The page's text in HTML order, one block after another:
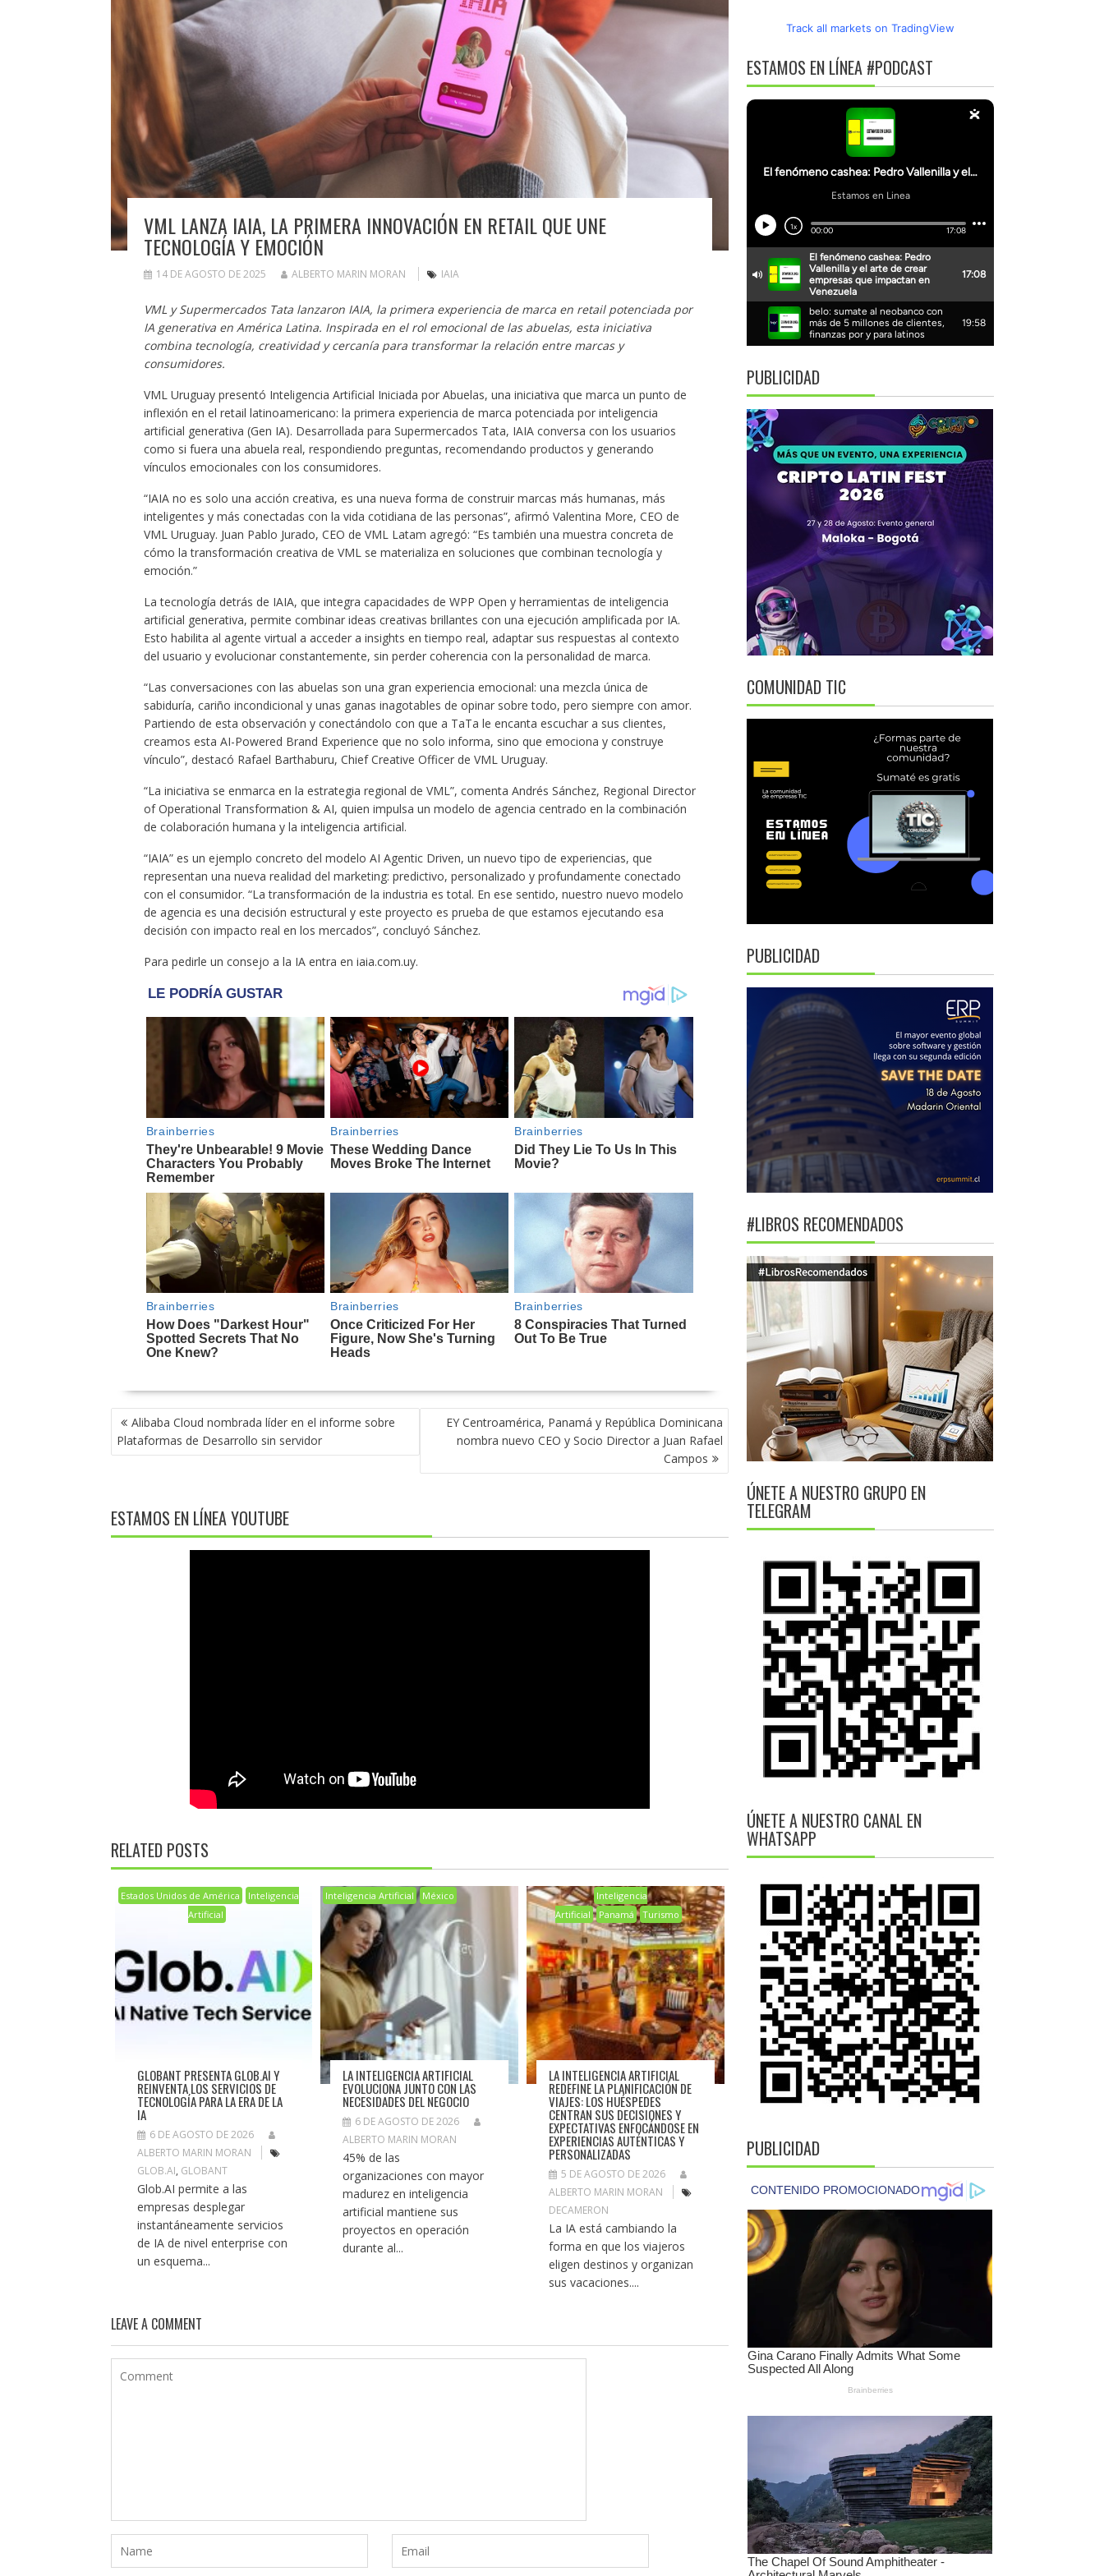
VML LANZA IAIA, LA PRIMERA INNOVACIÓN EN RETAIL QUE UNE
TECNOLOGÍA Y EMOCIÓN
14 DE AGOSTO DE 2025 ALBERTO MARIN MORAN IAIA
VML y Supermercados Tata lanzaron IAIA, la primera experiencia de marca en retail potenciada por
IA generativa en América Latina. Inspirada en el rol emocional de las abuelas, esta iniciativa
combina tecnología, creatividad y cercanía para transformar la relación entre marcas y
consumidores.
VML Uruguay presentó Inteligencia Artificial Iniciada por Abuelas, una iniciativa que marca un punto de
inflexión en el retail latinoamericano: la primera experiencia de marca potenciada por inteligencia
artificial generativa (Gen IA). Desarrollada para Supermercados Tata, IAIA conversa con los usuarios
como si fuera una abuela real, respondiendo preguntas, recomendando productos y generando
vínculos emocionales con los consumidores.
“IAIA no es solo una acción creativa, es una nueva forma de construir marcas más humanas, más
inteligentes y más conectadas con la vida cotidiana de las personas”, afirmó Valentina More, CEO de
VML Uruguay. Juan Pablo Jurado, CEO de VML Latam agregó: “Es también una muestra concreta de
cómo la transformación creativa de VML se materializa en soluciones que combinan tecnología y
emoción.”
La tecnología detrás de IAIA, que integra capacidades de WPP Open y herramientas de inteligencia
artificial generativa, permite combinar ideas creativas brillantes con una ejecución amplificada por IA.
Esto habilita al agente virtual a acceder a insights en tiempo real, adaptar sus respuestas al contexto
del usuario y evolucionar constantemente, sin perder coherencia con la personalidad de marca.
“Las conversaciones con las abuelas son una gran experiencia emocional: una mezcla única de
sabiduría, cariño incondicional y unas ganas inagotables de opinar sobre todo, pero siempre con amor.
Partiendo de esta observación y conectándolo con que a TaTa le encanta escuchar a sus clientes,
creamos esta AI-Powered Brand Experience que no solo informa, sino que emociona y construye
vínculo”, destacó Rafael Barthaburu, Chief Creative Officer de VML Uruguay.
“La iniciativa se enmarca en la estrategia regional de VML”, comenta Andrés Sánchez, Regional Director
of Operational Transformation & AI, quien impulsa un modelo de agencia centrado en la combinación
de colaboración humana y la inteligencia artificial.
“IAIA” es un ejemplo concreto del modelo AI Agentic Driven, un nuevo tipo de experiencias, que
representan una nueva realidad del marketing: predictivo, personalizado y profundamente conectado
con el consumidor. “La transformación de la industria es total. En ese sentido, nuestro nuevo modelo
de agencia es una decisión estructural y este proyecto es prueba de que estamos ejecutando esa
decisión con impacto real en los mercados”, concluyó Sánchez.
Para pedirle un consejo a la IA entra en iaia.com.uy.
NAVEGACIÓN
DE
ENTRADAS
Alibaba Cloud nombrada líder en el informe sobre
Plataformas de Desarrollo sin servidor
EY Centroamérica, Panamá y República Dominicana
nombra nuevo CEO y Socio Director a Juan Rafael
Campos
ESTAMOS EN LÍNEA YOUTUBE
RELATED POSTS
Estados Unidos de América
Inteligencia
Artificial
GLOBANT PRESENTA GLOB.AI Y
REINVENTA LOS SERVICIOS DE
TECNOLOGÍA PARA LA ERA DE LA
IA
6 DE AGOSTO DE 2026
ALBERTO MARIN MORAN
GLOB.AI, GLOBANT
Glob.AI permite a las
empresas desplegar
instantáneamente servicios
de IA de nivel enterprise con
un esquema...
Inteligencia Artificial México
LA INTELIGENCIA ARTIFICIAL
EVOLUCIONA JUNTO CON LAS
NECESIDADES DEL NEGOCIO
6 DE AGOSTO DE 2026
ALBERTO MARIN MORAN
45% de las
organizaciones con mayor
madurez en inteligencia
artificial mantiene sus
proyectos en operación
durante al...
Inteligencia
Artificial
Panamá Turismo
LA INTELIGENCIA ARTIFICIAL
REDEFINE LA PLANIFICACIÓN DE
VIAJES: LOS HUÉSPEDES
CENTRAN SUS DECISIONES Y
EXPECTATIVAS ENFOCÁNDOSE EN
EXPERIENCIAS AUTÉNTICAS Y
PERSONALIZADAS
5 DE AGOSTO DE 2026
ALBERTO MARIN MORAN
DECAMERON
La IA está cambiando la
forma en que los viajeros
eligen destinos y organizan
sus vacaciones....
LEAVE A COMMENT
Track all markets on TradingView
ESTAMOS EN LÍNEA #PODCAST
PUBLICIDAD
COMUNIDAD TIC
PUBLICIDAD
#LIBROS RECOMENDADOS
ÚNETE A NUESTRO GRUPO EN
TELEGRAM
ÚNETE A NUESTRO CANAL EN
WHATSAPP
PUBLICIDAD